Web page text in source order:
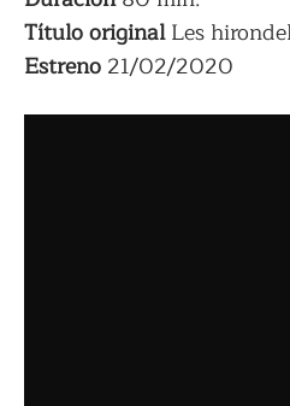
Título originalLes
Estreno 21/02/2020